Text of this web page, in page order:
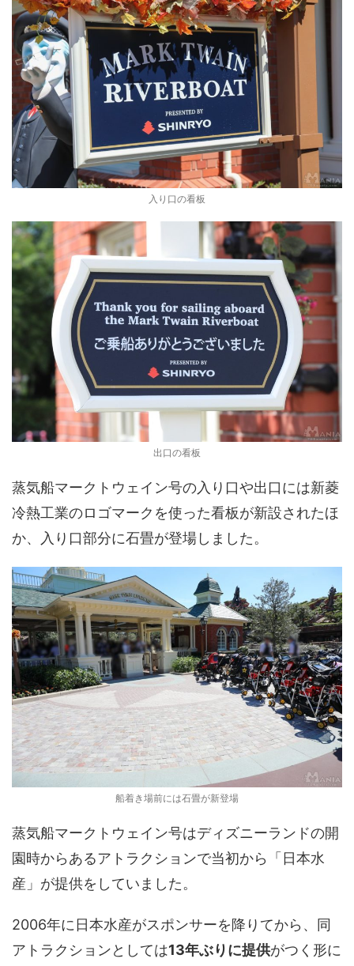
入り口の看板
出口の看板
蒸気船マークトウェイン号の入り口や出口には新菱
冷熱工業のロゴマークを使った看板が新設されたほ
か、入り口部分に石畳が登場しました。
船着き場前には石畳が新登場
蒸気船マークトウェイン号はディズニーランドの開
園時からあるアトラクションで当初から「日本水
産」が提供をしていました。
2006年に日本水産がスポンサーを降りてから、同
アトラクションとしては13年ぶりに提供がつく形に